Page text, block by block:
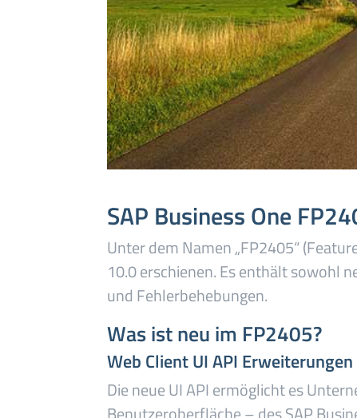
SAP Business One
Unter dem Namen „FP2405“
10.0 erschienen. Es enthält sowohl
und Fehlerbehebungen.
Was ist neu im FP2405?
Web Client UI API Erweiterungen
Die neue UI API ermöglicht es